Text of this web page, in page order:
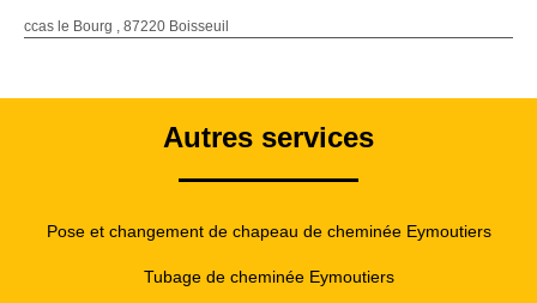
ccas le Bourg , 87220 Boisseuil
Autres services
Pose et changement de chapeau de cheminée Eymoutiers
Tubage de cheminée Eymoutiers